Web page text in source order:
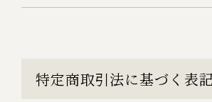
特定商取引法に基づく表